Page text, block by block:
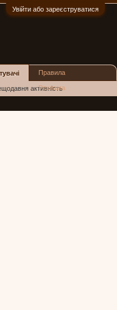
Увійти або зареєструватися
активність
Правила
Реклама